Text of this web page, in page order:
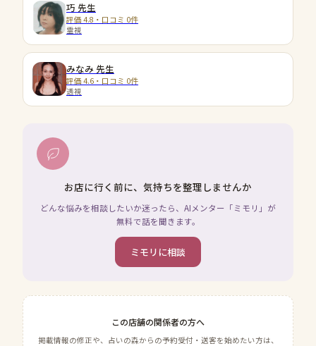
巧 先生
評価 4.8・口コミ 0件
霊視
みなみ 先生
評価 4.6・口コミ 0件
透視
お店に行く前に、気持ちを整理しませんか
どんな悩みを相談したいか迷ったら、AIメンター「ミモリ」が
無料で話を聞きます。
ミモリに相談
この店舗の関係者の方へ
掲載情報の修正や、占いの森からの予約受付・送客を始めたい方は、